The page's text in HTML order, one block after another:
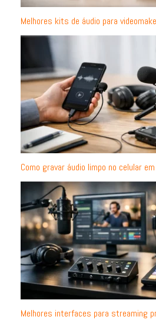
Melhores kits de áudio para
Como gravar áudio limpo no celular
Melhores interfaces para streaming